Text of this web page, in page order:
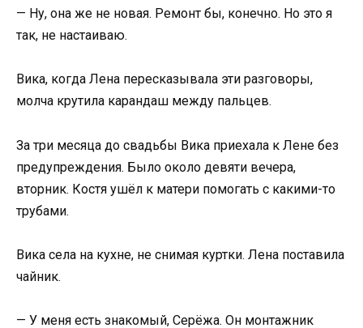
— Ну, она же не новая. Ремонт бы, конечно. Но это я
так, не настаиваю.
Вика, когда Лена пересказывала эти разговоры,
молча крутила карандаш между пальцев.
За три месяца до свадьбы Вика приехала к Лене без
предупреждения. Было около девяти вечера,
вторник. Костя ушёл к матери помогать с какими-то
трубами.
Вика села на кухне, не снимая куртки. Лена поставила
чайник.
— У меня есть знакомый, Серёжа. Он монтажник